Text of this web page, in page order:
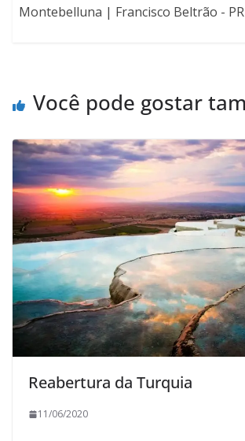
Montebelluna | Francisco Beltrão - PR
Você pode gostar
Reabertura da Turquia
11/06/2020